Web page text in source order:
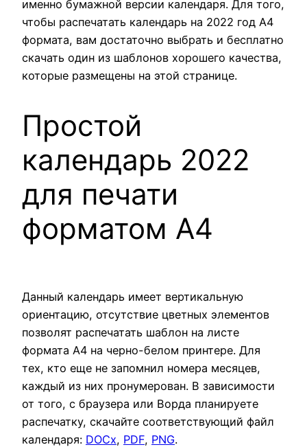
именно бумажной версии календаря. Для того,
чтобы распечатать календарь на 2022 год А4
формата, вам достаточно выбрать и бесплатно
скачать один из шаблонов хорошего качества,
которые размещены на этой странице.
Простой
календарь 2022
для печати
форматом А4
Данный календарь имеет вертикальную
ориентацию, отсутствие цветных элементов
позволят распечатать шаблон на листе
формата А4 на черно-белом принтере. Для
тех, кто еще не запомнил номера месяцев,
каждый из них пронумерован. В зависимости
от того, с браузера или Ворда планируете
распечатку, скачайте соответствующий файл
календаря: DOCx, PDF, PNG.